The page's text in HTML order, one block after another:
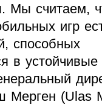
Мы считаем,
игр
способных
в
Мерген (Ulas